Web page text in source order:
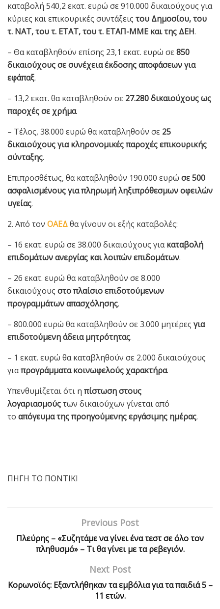
καταβολή 540,2 εκατ. ευρώ σε 910.000 δικαιούχους για
κύριες και επικουρικές συντάξεις του Δημοσίου, του
τ. ΝΑΤ, του τ. ΕΤΑΤ, του τ. ΕΤΑΠ-ΜΜΕ και της ΔΕΗ.
– Θα καταβληθούν επίσης 23,1 εκατ. ευρώ σε850
δικαιούχους σε συνέχεια έκδοσης αποφάσεων για
εφάπαξ.
– 13,2 εκατ. θα καταβληθούν σε 27.280 δικαιούχους ως
παροχές σε χρήμα.
– Τέλος, 38.000 ευρώ θα καταβληθούν σε 25
δικαιούχους για κληρονομικές παροχές επικουρικής
σύνταξης.
Επιπροσθέτως, θα καταβληθούν 190.000 ευρώ σε 500
ασφαλισμένους για πληρωμή ληξιπρόθεσμων οφειλών
υγείας.
2. Από τον ΟΑΕΔθα γίνουν οι εξής καταβολές:
– 16 εκατ. ευρώ σε 38.000 δικαιούχους γιακαταβολή
επιδομάτων ανεργίας και λοιπών επιδομάτων.
– 26 εκατ. ευρώ θα καταβληθούν σε 8.000
δικαιούχους στο πλαίσιο επιδοτούμενων
προγραμμάτων απασχόλησης.
– 800.000 ευρώ θα καταβληθούν σε 3.000 μητέρες για
επιδοτούμενη άδεια μητρότητας.
– 1 εκατ. ευρώ θα καταβληθούν σε 2.000 δικαιούχους
γιαπρογράμματα κοινωφελούς χαρακτήρα.
Υπενθυμίζεται ότι η πίστωση στους
λογαριασμούςτων δικαιούχων γίνεται από
το απόγευμα της προηγούμενης εργάσιμης ημέρας.
ΠΗΓΗ ΤΟ ΠΟΝΤΙΚΙ
Previous Post
Πλεύρης – «Συζητάμε να γίνει ένα τεστ σε όλο τον
πληθυσμό» – Τι θα γίνει με τα ρεβεγιόν.
Next Post
Κορωνοϊός: Εξαντλήθηκαν τα εμβόλια για τα παιδιά 5 –
11 ετών.